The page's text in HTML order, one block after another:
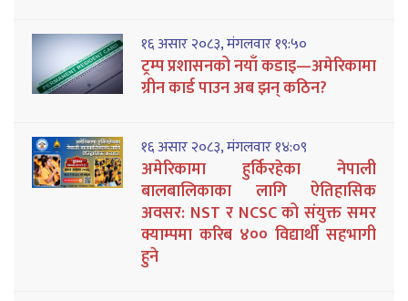
१६ असार २०८३, मंगलवार १९:५०
ट्रम्प प्रशासनको नयाँ कडाइ—अमेरिकामा
ग्रीन कार्ड पाउन अब झन् कठिन?
१६ असार २०८३, मंगलवार १४:०९
अमेरिकामा हुर्किरहेका नेपाली
बालबालिकाका लागि ऐतिहासिक
अवसर: NST र NCSC को संयुक्त समर
क्याम्पमा करिब ४०० विद्यार्थी सहभागी
हुने